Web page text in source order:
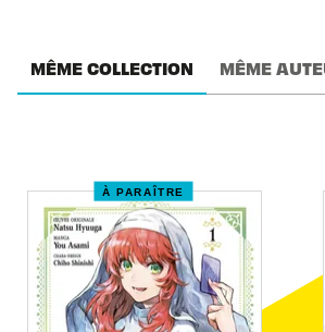
MÊME COLLECTION MÊME
À PARAÎTRE